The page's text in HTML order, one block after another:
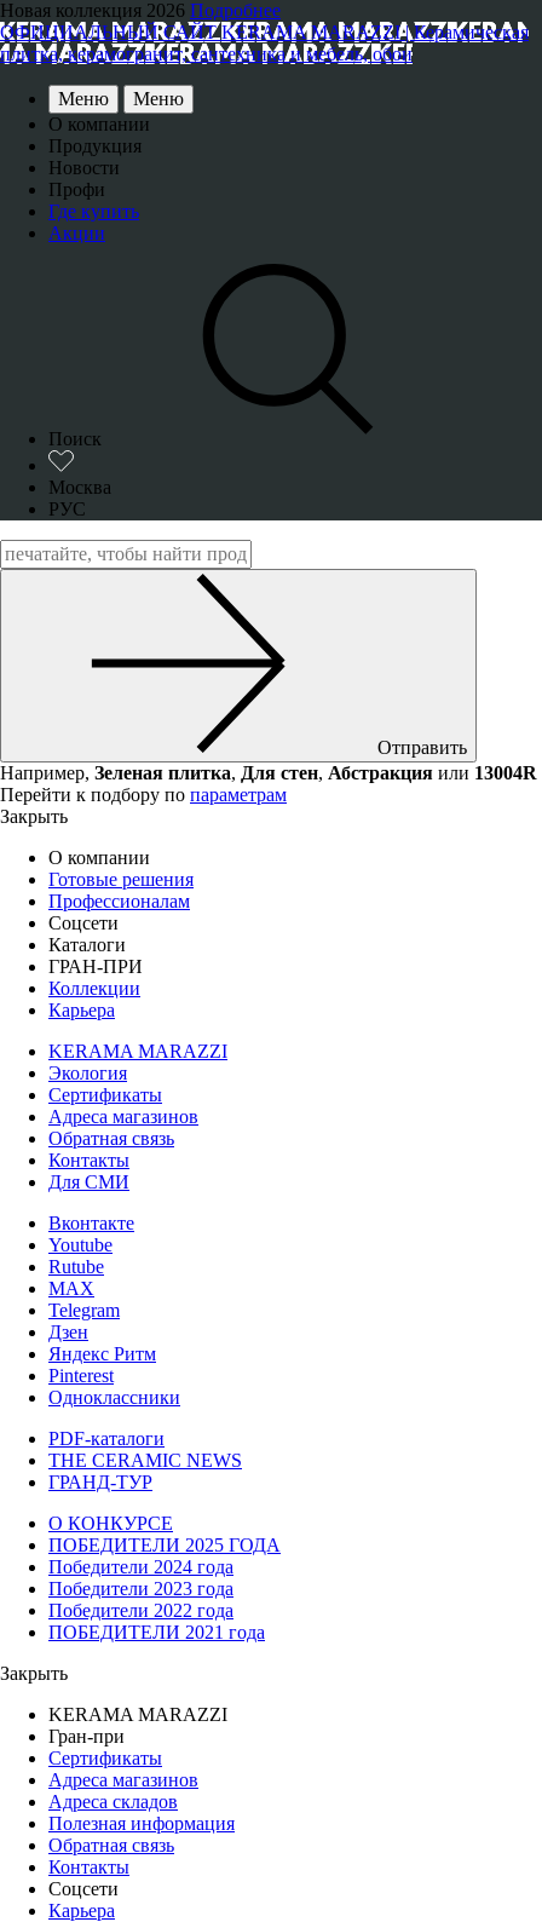
Новая коллекция 2026 Подробнее
ОФИЦИАЛЬНЫЙ САЙТ KERAMA MARAZZI | Керамическая
плитка, керамогранит, сантехника и мебель, обои
Меню
Меню
О компании
Продукция
Новости
Профи
Где купить
Акции
Поиск
Москва
РУС
Отправить
Например, Зеленая плитка, Для стен, Абстракция или 13004R
Перейти к подбору по параметрам
Закрыть
О компании
Готовые решения
Профессионалам
Соцсети
Каталоги
ГРАН-ПРИ
Коллекции
Карьера
KERAMA MARAZZI
Экология
Сертификаты
Адреса магазинов
Обратная связь
Контакты
Для СМИ
Вконтакте
Youtube
Rutube
MAX
Telegram
Дзен
Яндекс Ритм
Pinterest
Одноклассники
PDF-каталоги
THE CERAMIC NEWS
ГРАНД-ТУР
О КОНКУРСЕ
ПОБЕДИТЕЛИ 2025 ГОДА
Победители 2024 года
Победители 2023 года
Победители 2022 года
ПОБЕДИТЕЛИ 2021 года
Закрыть
KERAMA MARAZZI
Гран-при
Сертификаты
Адреса магазинов
Адреса складов
Полезная информация
Обратная связь
Контакты
Соцсети
Карьера